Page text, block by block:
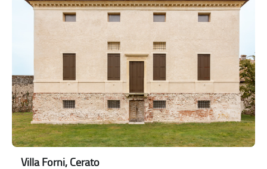
Villa Forni, Cerato